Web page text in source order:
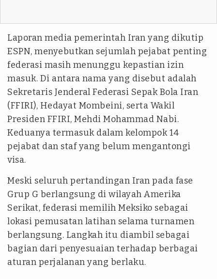
Laporan media pemerintah Iran yang dikutip
ESPN, menyebutkan sejumlah pejabat penting
federasi masih menunggu kepastian izin
masuk. Di antara nama yang disebut adalah
Sekretaris Jenderal Federasi Sepak Bola Iran
(FFIRI), Hedayat Mombeini, serta Wakil
Presiden FFIRI, Mehdi Mohammad Nabi.
Keduanya termasuk dalam kelompok 14
pejabat dan staf yang belum mengantongi
visa.
Meski seluruh pertandingan Iran pada fase
Grup G berlangsung di wilayah Amerika
Serikat, federasi memilih Meksiko sebagai
lokasi pemusatan latihan selama turnamen
berlangsung. Langkah itu diambil sebagai
bagian dari penyesuaian terhadap berbagai
aturan perjalanan yang berlaku.